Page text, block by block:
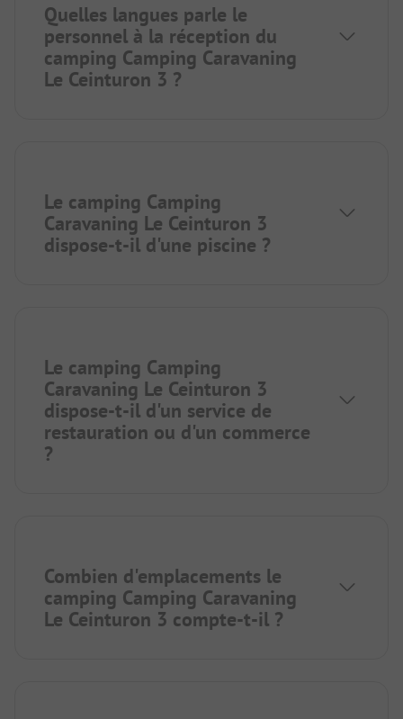
Quelles langues parle le
personnel à la réception du
camping Camping Caravaning
Le Ceinturon 3 ?
Le camping Camping
Caravaning Le Ceinturon 3
dispose-t-il d'une piscine ?
Le camping Camping
Caravaning Le Ceinturon 3
dispose-t-il d'un service de
restauration ou d'un commerce
?
Combien d'emplacements le
camping Camping Caravaning
Le Ceinturon 3 compte-t-il ?